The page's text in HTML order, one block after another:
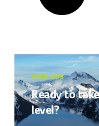
YOUR ADS
Ready to
level?